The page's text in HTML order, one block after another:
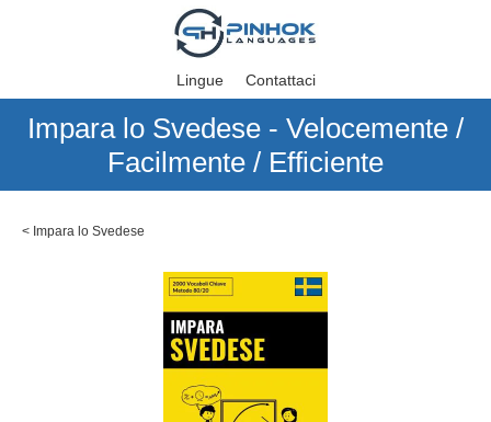
Lingue Contattaci
Impara lo Svedese - Velocemente /
Facilmente / Efficiente
< Impara lo Svedese